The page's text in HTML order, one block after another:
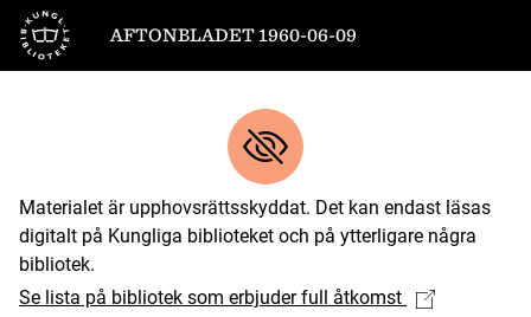
Till startsidan
AFTONBLADET 1960-06-09
Materialet är upphovsrättsskyddat. Det kan endast läsas
digitalt på Kungliga biblioteket och på ytterligare några
bibliotek.
Se lista på bibliotek som erbjuder full åtkomst